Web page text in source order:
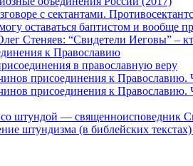
с сектантами.
оставаться баптистом и вообще
Стеняев: “Свидетели Иеговы” –
к Православию
в православную веру
присоединения к Православию.
присоединения к Православию.
со штундой — священноисповедник
штундизма (в библейских